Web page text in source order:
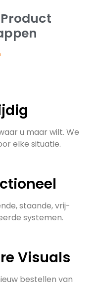
Product
u maar wilt. We
elke situatie.
staande, vrij-
systemen.
Visuals
bestellen van